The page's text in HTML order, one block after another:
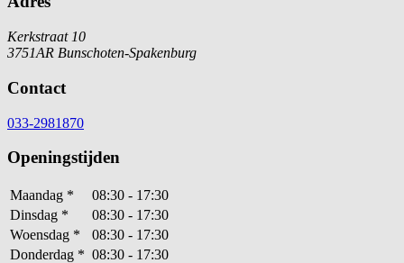
Kerkstraat 10
3751AR Bunschoten-Spakenburg
Contact
033-2981870
Openingstijden
Maandag *
08:30 - 17:30
Dinsdag *
08:30 - 17:30
Woensdag *
08:30 - 17:30
Donderdag * 08:30 - 17:30